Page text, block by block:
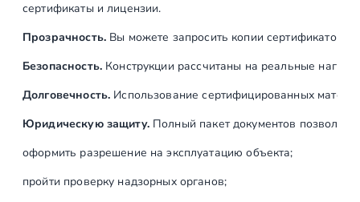
сертификаты и лицензии.
Прозрачность.Вы можете запросить копии сертификатов
Безопасность.Конструкции рассчитаны на реальные
Долговечность. Использование сертифицированных
Юридическую защиту.Полный пакет документов позволяет:
оформить разрешение на эксплуатацию объекта;
пройти проверку надзорных органов;